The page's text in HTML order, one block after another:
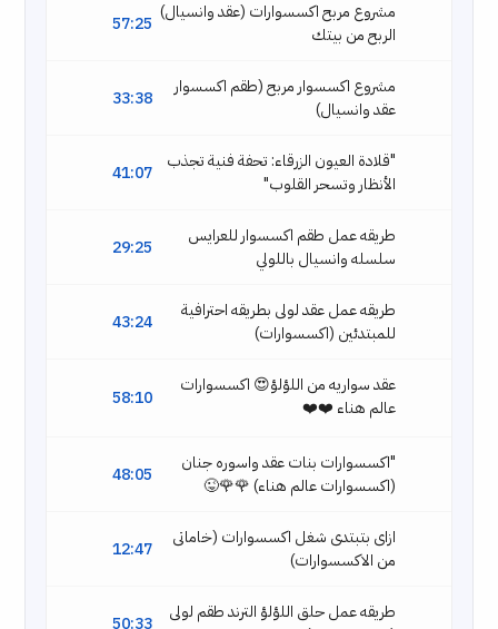
57:25 مشروع مربح اكسسوارات (عقد وانسيال)
الربح من بيتك
33:38
مشروع اكسسوار مربح (طقم اكسسوار
عقد وانسيال)
41:07
"قلادة العيون الزرقاء: تحفة فنية تجذب
الأنظار وتسحر القلوب"
29:25
طريقه عمل طقم اكسسوار للعرايس
سلسله وانسيال باللولي
43:24
طريقه عمل عقد لولى بطريقه احترافية
للمبتدئين (اكسسوارات)
58:10
عقد سواريه من اللؤلؤ😍 اكسسوارات
عالم هناء ❤️❤️
48:05
"اكسسوارات بنات عقد واسوره جنان
(اكسسوارات عالم هناء) 🌹🌹😜
12:47
ازاى بتبتدى شغل اكسسوارات (خاماتى
من الاكسسوارات)
50:33
طريقه عمل حلق اللؤلؤ الترند طقم لولى